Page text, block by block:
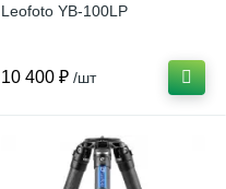
Leofoto YB-100LP
10 400 ₽ /шт